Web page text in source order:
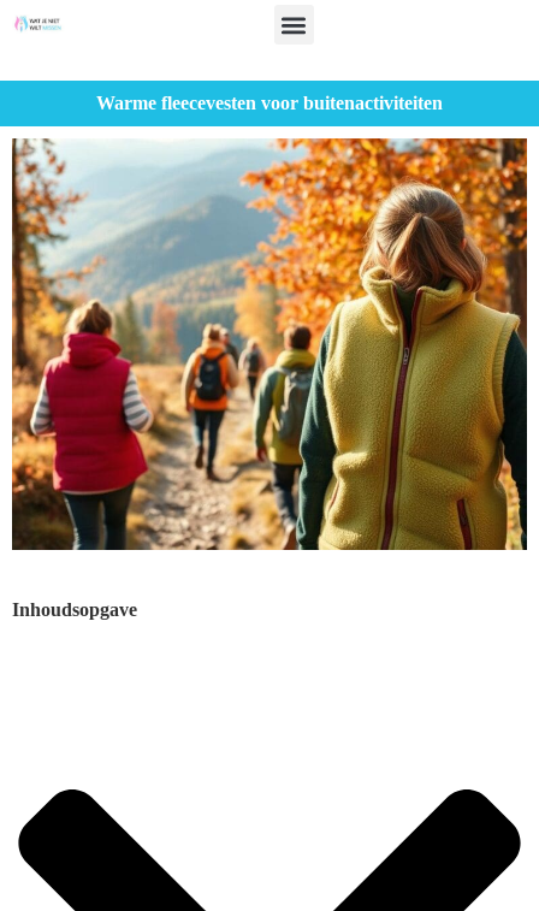
Warme fleecevesten voor buitenactiviteiten
Inhoudsopgave